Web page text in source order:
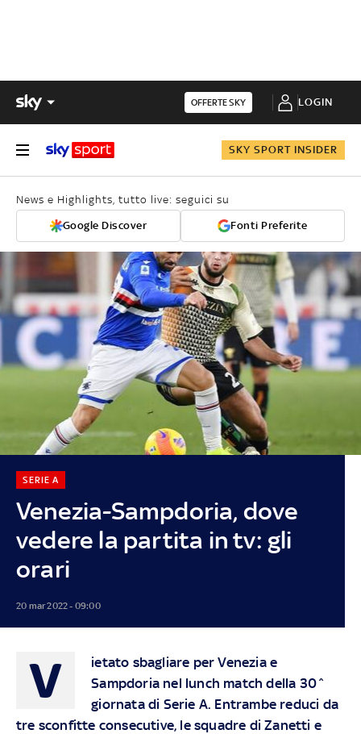
OFFERTE SKY LOGIN
SKY SPORT INSIDER
News e Highlights, tutto live: seguici su
Google Discover Fonti Preferite
Venezia-Sampdoria, dove
vedere la partita in tv: gli
orari
SERIE A
20 mar 2022 - 09:00
V
ietato sbagliare per Venezia e
Sampdoria nel lunch match della 30^
giornata di Serie A. Entrambe reduci da
tre sconfitte consecutive, le squadre di Zanetti e